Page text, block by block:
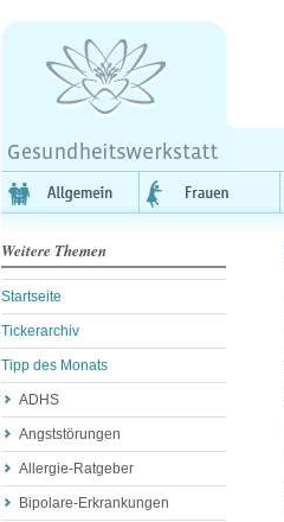
Weitere Themen
Startseite
Tickerarchiv
Tipp des Monats
ADHS
Angststörungen
Allergie-Ratgeber
Bipolare-Erkrankungen